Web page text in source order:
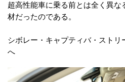
超高性能車に乗る前とは全く異な
材だったのである。
シボレー・キャプティバ・スト
へ